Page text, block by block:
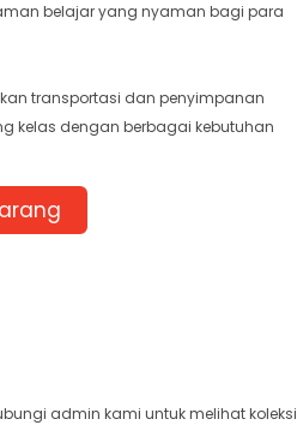
belajar yang nyaman bagi para
transportasi dan penyimpanan
kelas dengan berbagai kebutuhan
admin kami untuk melihat koleksi